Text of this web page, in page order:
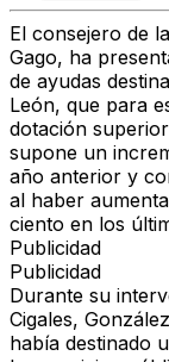
El consejero de
Gago, ha
de ayudas
León, que para
dotación
supone un
año anterior y
al haber
ciento en los
Publicidad
Publicidad
Durante su
Cigales,
había destinado